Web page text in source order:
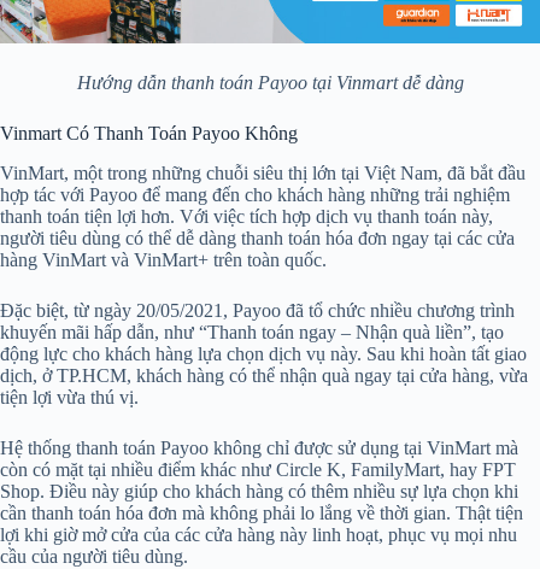
Hướng dẫn thanh toán Payoo tại Vinmart dễ dàng
Vinmart Có Thanh Toán Payoo Không
VinMart, một trong những chuỗi siêu thị lớn tại Việt Nam, đã bắt đầu
hợp tác với Payoo để mang đến cho khách hàng những trải nghiệm
thanh toán tiện lợi hơn. Với việc tích hợp dịch vụ thanh toán này,
người tiêu dùng có thể dễ dàng thanh toán hóa đơn ngay tại các cửa
hàng VinMart và VinMart+ trên toàn quốc.
Đặc biệt, từ ngày 20/05/2021, Payoo đã tổ chức nhiều chương trình
khuyến mãi hấp dẫn, như “Thanh toán ngay – Nhận quà liền”, tạo
động lực cho khách hàng lựa chọn dịch vụ này. Sau khi hoàn tất giao
dịch, ở TP.HCM, khách hàng có thể nhận quà ngay tại cửa hàng, vừa
tiện lợi vừa thú vị.
Hệ thống thanh toán Payoo không chỉ được sử dụng tại VinMart mà
còn có mặt tại nhiều điểm khác như Circle K, FamilyMart, hay FPT
Shop. Điều này giúp cho khách hàng có thêm nhiều sự lựa chọn khi
cần thanh toán hóa đơn mà không phải lo lắng về thời gian. Thật tiện
lợi khi giờ mở cửa của các cửa hàng này linh hoạt, phục vụ mọi nhu
cầu của người tiêu dùng.